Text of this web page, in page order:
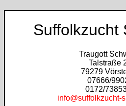
Suffolkzucht
Traugott
Talstraße
79279
07666/
0172/
info@suffolkzucht-